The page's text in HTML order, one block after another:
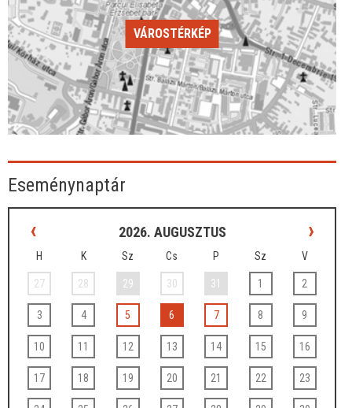
VÁROSTÉRKÉP
Eseménynaptár
‹ 2026. AUGUSZTUS ›
H K Sz Cs P Sz V
27 28 29 30 31 1 2
3 4 5 6 7 8 9
10 11 12 13 14 15 16
17 18 19 20 21 22 23